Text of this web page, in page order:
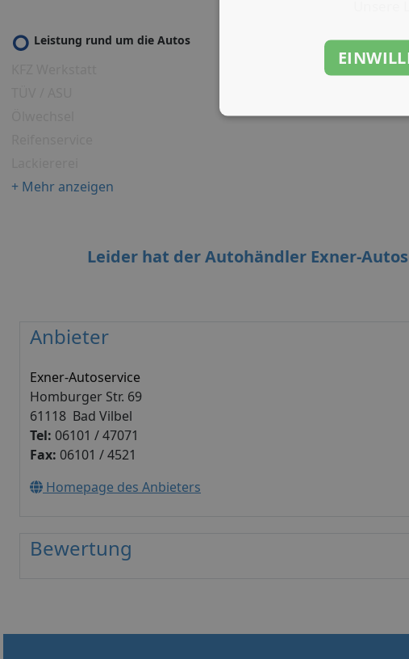
Leistung rund um die Autos
+ Mehr anzeigen
Leider hat der Autohändler Exner-
Anbieter
Exner-Autoservice
Homburger Str. 69
61118 Bad Vilbel
Tel: 06101 / 47071
Fax: 06101 / 4521
Homepage des Anbieters
Bewertung